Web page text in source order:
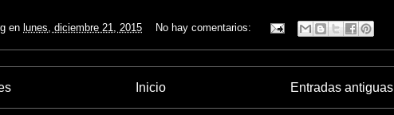
en lunes, diciembre 21, 2015 No hay comentarios:
Entradas antiguas
Inicio